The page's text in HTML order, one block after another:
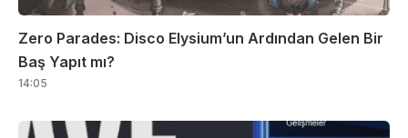
Zero Parades: Disco Elysium’un Ardından Gelen Bir
Baş Yapıt mı?
14:05